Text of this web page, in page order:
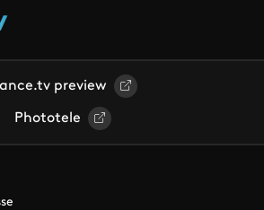
preview
Phototele